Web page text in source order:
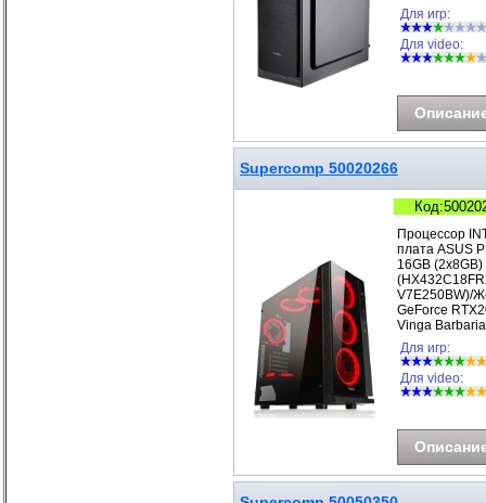
Для игр:
Для video:
Supercomp 50020266
Процессор
плата ASUS
16GB
V7E250BW)/
GeForce
Vinga
Для игр:
Для video: